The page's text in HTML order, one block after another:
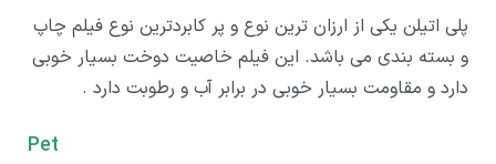
پلی اتیلن یکی از ارزان ترین نوع و پر کابردترین نوع فیلم چاپ
و بسته بندی می باشد. این فیلم خاصیت دوخت بسیار خوبی
دارد و مقاومت بسیار خوبی در برابر آب و رطوبت دارد .
Pet